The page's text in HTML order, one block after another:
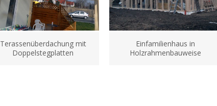
Terassenüberdachung mit
Doppelstegplatten
Einfamilienhaus in
Holzrahmenbauweise